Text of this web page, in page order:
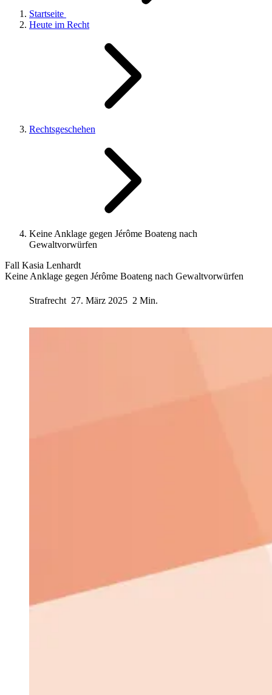
Startseite
Heute im Recht
Rechtsgeschehen
Keine Anklage gegen Jérôme Boateng nach
Gewaltvorwürfen
Fall Kasia Lenhardt
Keine Anklage gegen Jérôme Boateng nach Gewaltvorwürfen
Strafrecht 27. März 2025 2 Min.